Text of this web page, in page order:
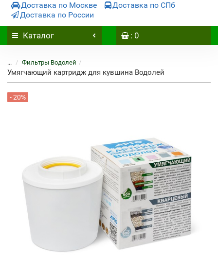
Доставка по Москве
Доставка по СПб
Доставка по России
Каталог : 0
... Фильтры Водолей
Умягчающий картридж для кувшина Водолей
- 20%